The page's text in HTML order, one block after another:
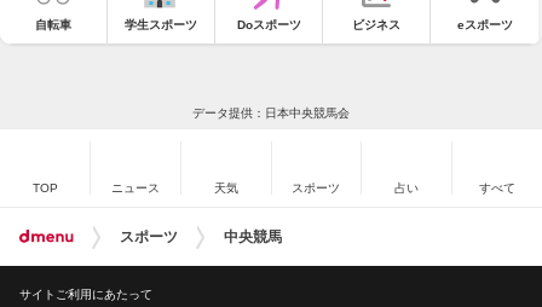
自転車 学生スポーツ Doスポーツ ビジネス eスポーツ
データ提供：日本中央競馬会
TOP ニュース 天気 スポーツ 占い すべて
スポーツ 中央競馬
サイトご利用にあたって